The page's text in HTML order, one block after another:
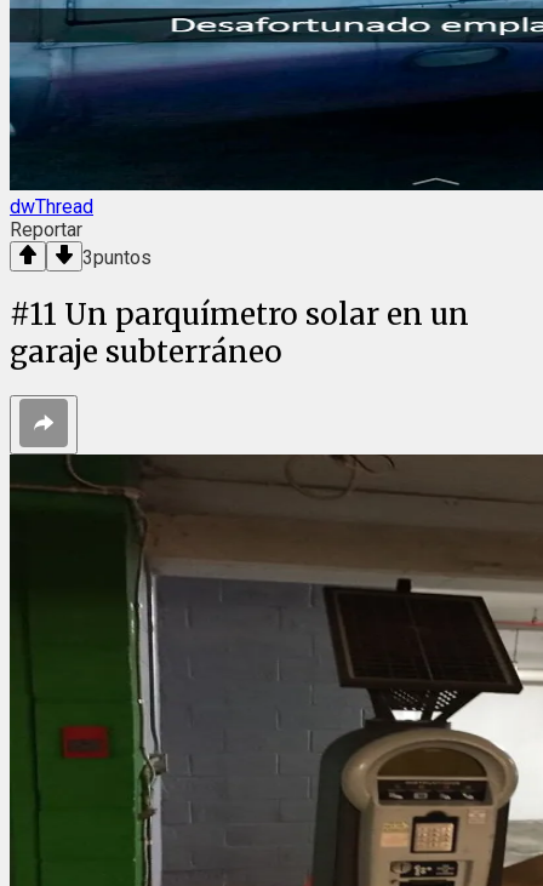
dwThread
Reportar
3puntos
#11 Un parquímetro solar en un
garaje subterráneo